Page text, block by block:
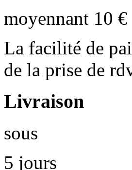
moyennant 10 €
La facilité de
de la prise de
Livraison
sous
5 jours